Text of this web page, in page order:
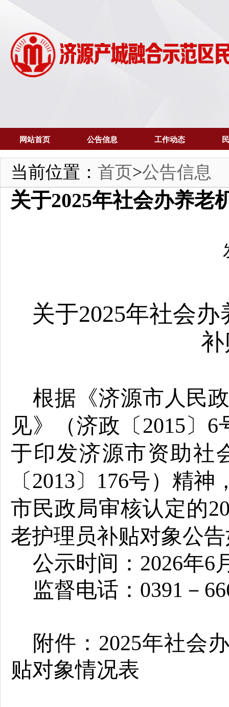
网站首页 公告信息 工作动态
当前位置： 首页>公告信息
关于2025年社会办养老
关于2025年社会
根据《济源市人民
见》（济政〔 2015〕 6
于印发济源市资助社
〔2013〕 176号）精神
市民政局审核认定的
老护理员补贴对象公
公示时间： 2026年6
监督电话： 0391 －
附件： 2025年社会
贴对象情况表